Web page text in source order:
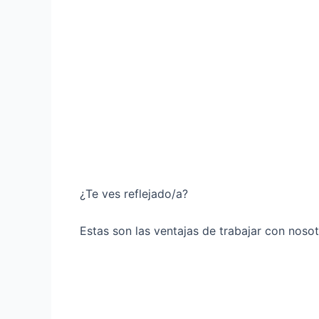
¿Te ves reflejado/a?
Estas son las ventajas de trabajar con